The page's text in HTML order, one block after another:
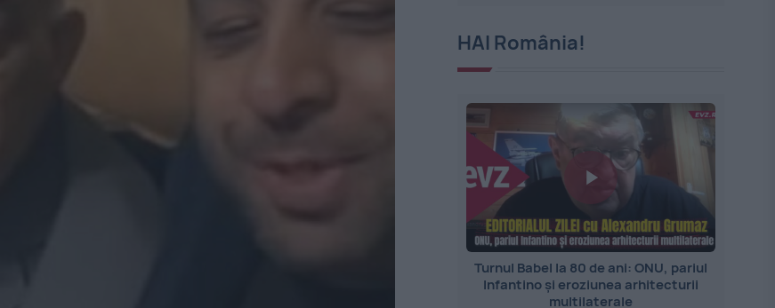
HAI România!
Turnul Babel la 80 de ani: ONU, pariul
Infantino și eroziunea arhitecturii
multilaterale